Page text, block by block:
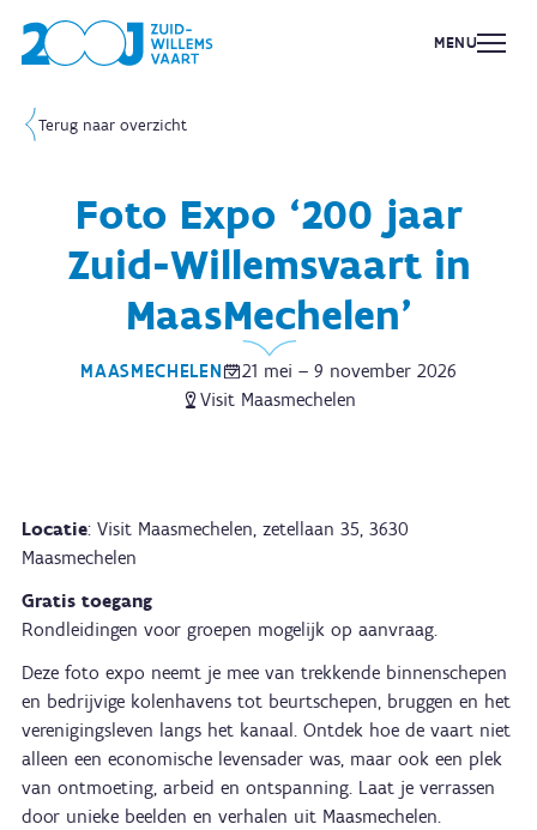
MENU
Terug naar overzicht
Foto Expo ‘200 jaar
Zuid-Willemsvaart in
MaasMechelen’
MAASMECHELEN
21 mei – 9 november 2026
Visit Maasmechelen
Locatie: Visit Maasmechelen, zetellaan 35, 3630
Maasmechelen
Gratis toegang
Rondleidingen voor groepen mogelijk op aanvraag.
Deze foto expo neemt je mee van trekkende binnenschepen
en bedrijvige kolenhavens tot beurtschepen, bruggen en het
verenigingsleven langs het kanaal. Ontdek hoe de vaart niet
alleen een economische levensader was, maar ook een plek
van ontmoeting, arbeid en ontspanning. Laat je verrassen
door unieke beelden en verhalen uit Maasmechelen.